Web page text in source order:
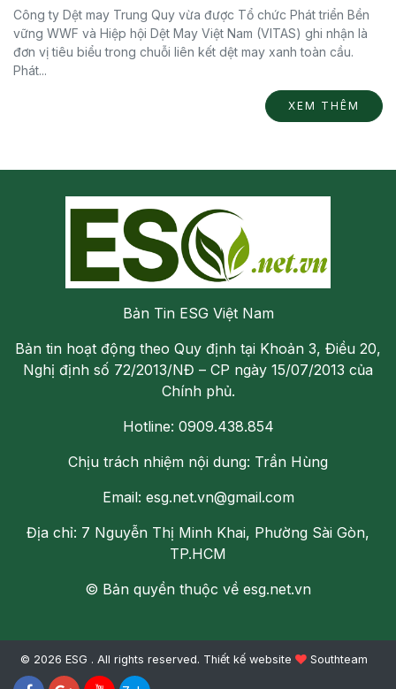
Công ty Dệt may Trung Quy vừa được Tổ chức Phát triển Bền
vững WWF và Hiệp hội Dệt May Việt Nam (VITAS) ghi nhận là
đơn vị tiêu biểu trong chuỗi liên kết dệt may xanh toàn cầu.
Phát...
XEM THÊM
Bản Tin ESG Việt Nam
Bản tin hoạt động theo Quy định tại Khoản 3, Điều 20,
Nghị định số 72/2013/NĐ – CP ngày 15/07/2013 của
Chính phủ.
Hotline: 0909.438.854
Chịu trách nhiệm nội dung: Trần Hùng
Email: esg.net.vn@gmail.com
Địa chỉ: 7 Nguyễn Thị Minh Khai, Phường Sài Gòn,
TP.HCM
© Bản quyền thuộc về esg.net.vn
© 2026 ESG . All rights reserved. Thiết kế website Southteam